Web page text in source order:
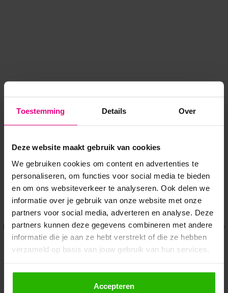
Toestemming Details Over
Deze website maakt gebruik van cookies
We gebruiken cookies om content en advertenties te
personaliseren, om functies voor social media te bieden
en om ons websiteverkeer te analyseren. Ook delen we
informatie over je gebruik van onze website met onze
partners voor social media, adverteren en analyse. Deze
partners kunnen deze gegevens combineren met andere
informatie die je aan ze hebt verstrekt of die ze hebben
verzameld op basis van jouw gebruik van hun services.
Als je op "Accepteer" klikt, dan geef je Voordeeluitjes.nl
toestemming om cookies voor social media en
Accepteren
Application error: a client-side exception has occurred while
loadingwww.voordeeluitjes.nl (see the browser console for more
information).